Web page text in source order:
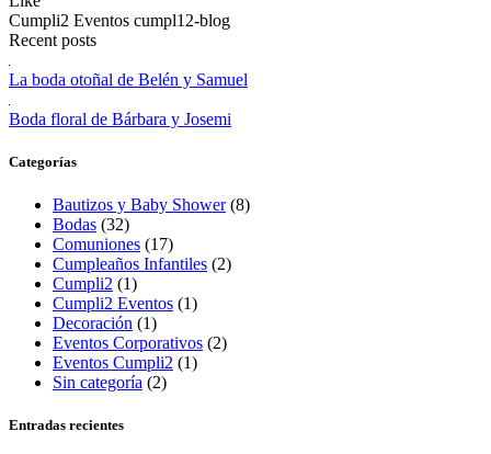
Cumpli2 Eventos cumpl12-blog
Recent posts
La boda otoñal de Belén y Samuel
Boda floral de Bárbara y Josemi
Categorías
Bautizos y Baby Shower(8)
Bodas (32)
Comuniones (17)
Cumpleaños Infantiles (2)
Cumpli2 (1)
Cumpli2 Eventos (1)
Decoración (1)
Eventos Corporativos (2)
Eventos Cumpli2 (1)
Sin categoría (2)
Entradas recientes